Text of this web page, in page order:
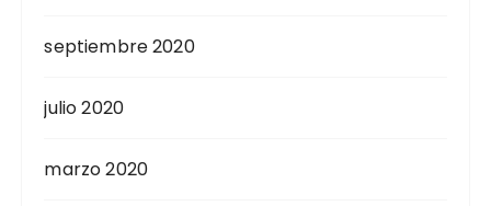
septiembre 2020
julio 2020
marzo 2020